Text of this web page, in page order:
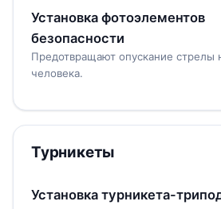
Установка фотоэлементов
безопасности
Предотвращают опускание стрелы
человека.
Турникеты
Установка турникета-